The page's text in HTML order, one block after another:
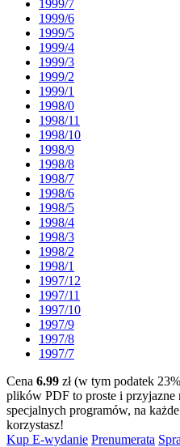
1999/7
1999/6
1999/5
1999/4
1999/3
1999/2
1999/1
1998/0
1998/11
1998/10
1998/9
1998/8
1998/7
1998/6
1998/5
1998/4
1998/3
1998/2
1998/1
1997/12
1997/11
1997/10
1997/9
1997/8
1997/7
Cena 6.99 zł (w tym podatek
plików PDF to proste i przyjazne
specjalnych programów, na
korzystasz!
Kup E-wydanie Prenumerata